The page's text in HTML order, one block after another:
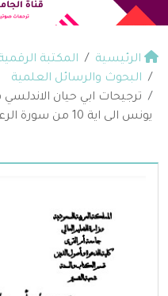
الرئيسية المكتبة
البحوث والرسائل العلمية
يونس الى اية 10 من سورة الرعد جمعا ودراسة موازنة الجزء الاول